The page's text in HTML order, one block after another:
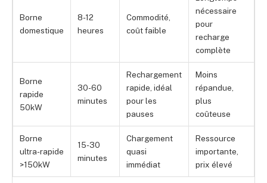
Borne
domestique
8-12
heures
Commodité,
coût faible
nécessaire
pour
recharge
complète
Borne
rapide
50kW
30-60
minutes
Rechargement
rapide, idéal
pour les
pauses
Moins
répandue,
plus
coûteuse
Borne
ultra-rapide
>150kW
15-30
minutes
Chargement
quasi
immédiat
Ressource
importante,
prix élevé